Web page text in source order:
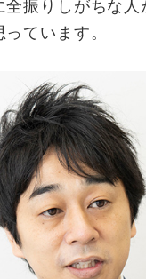
振りしがちな
ています。